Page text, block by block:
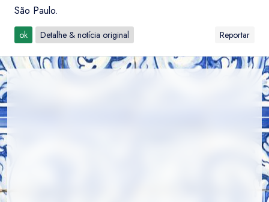
São Paulo.
ok Detalhe & notícia original Reportar